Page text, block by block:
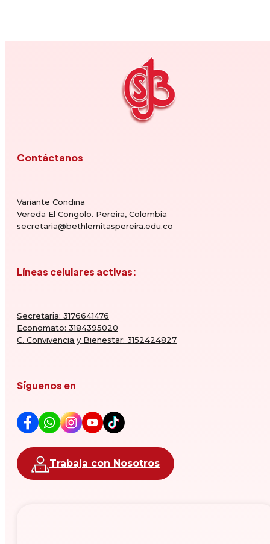
Contáctanos
Variante Condina
Vereda El Congolo. Pereira, Colombia
secretaria@bethlemitaspereira.edu.co
Líneas celulares activas:
Secretaria: 3176641476
Economato: 3184395020
C. Convivencia y Bienestar: 3152424827
Síguenos en
Trabaja con Nosotros